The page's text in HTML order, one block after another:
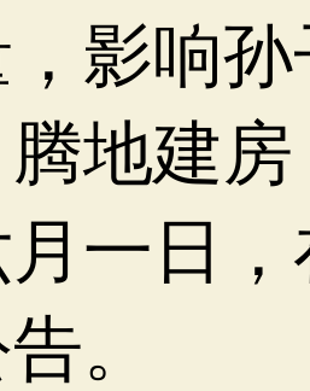
影响
地建
一日
。